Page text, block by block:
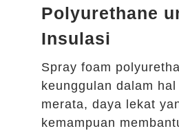
Polyurethane
Insulasi
Spray foam
keunggulan dalam
merata, daya lekat
kemampuan